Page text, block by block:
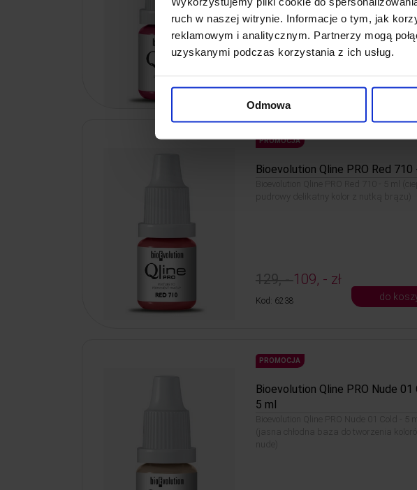
ruch w naszej witrynie. Informacje o tym, jak
reklamowym i analitycznym. Partnerzy mogą
uzyskanymi podczas korzystania z ich usług.
Odmowa
129, -109, - zł
PROMOCJA
Bioevolution Qline PRO Red 710
Bioevolution Qline PRO Red 710 - 5 ml
pudrowy delikatny kolor z nutką brązu)
129, -109, - zł
Kod: 6238 do
PROMOCJA
Bioevolution Qline PRO Nude 01
5 ml
Bioevolution Qline PRO Nude 01 Cold - 5 ml
(jasna chłodna baza do tworzenia